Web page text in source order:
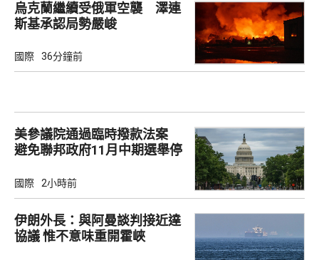
烏克蘭繼續受俄軍空襲 澤連
斯基承認局勢嚴峻
國際 36分鐘前
美參議院通過臨時撥款法案
避免聯邦政府11月中期選舉停
國際 2小時前
伊朗外長：與阿曼談判接近達
協議 惟不意味重開霍峽